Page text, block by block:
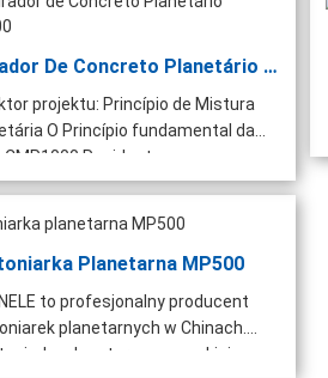
Misturador De Concreto Planetário CMP1000
projektu: Princípio de Mistura
O Princípio fundamental da
CMP1000 Resident em se...
Planetarna MP500
to profesjonalny producent
planetarnych w Chinach.
planetarna o wysokiej...